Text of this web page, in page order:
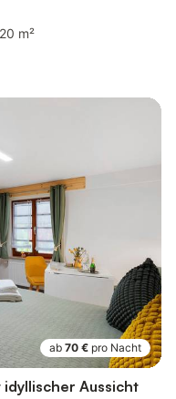
m²
ab 70 € pro Nacht
Aussicht